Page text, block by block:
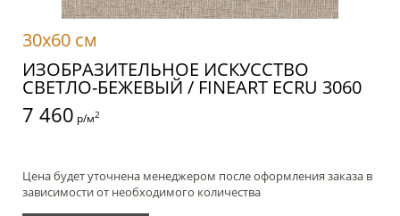
30x60 см
ИЗОБРАЗИТЕЛЬНОЕ ИСКУССТВО
СВЕТЛО-БЕЖЕВЫЙ / FINEART ECRU 3060
7 460 р/м2
Цена будет уточнена менеджером после оформления заказа в
зависимости от необходимого количества